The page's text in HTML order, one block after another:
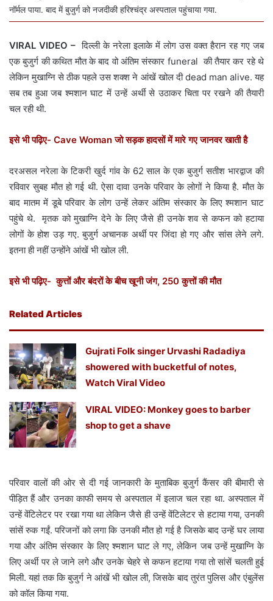
नॉर्मल पाया. बाद में बुजुर्ग को नजदीकी हरिश्चंद्र अस्पताल पहुंचाया गया.
VIRAL VIDEO – दिल्ली के नरेला इलाके में लोग उस वक्त हैरान रह गए जब
एक बुजुर्ग की कथित मौत के बाद वो अंतिम संस्कार funeral की तैयार कर रहे थे
लेकिन मुखाग्नि से ठीक पहले उस शक्श ने आंखें खोल दी dead man alive. यह
सब तब हुआ जब श्मशान घाट में उन्हें अर्थी से उठाकर चिता पर रखने की तैयारी
चल रही थी.
इसे भी पढ़िए- Cave Woman जो सड़क हादसों में मारे गए जानवर खाती है
दरअसल नरेला के टिकरी खुर्द गांव के 62 साल के एक बुजुर्ग सतीश भारद्वाज की
रविवार सुबह मौत हो गई थी. ऐसा दावा उनके परिवार के लोगों ने किया है. मौत के
बाद मातम में डूबे परिवार के लोग उन्हें लेकर अंतिम संस्कार के लिए श्मशान घाट
पहुंचे थे. मृतक को मुखाग्नि देने के लिए जैसे ही उनके शव से कफन को हटाया
लोगों के होश उड़ गए. बुजुर्ग अचानक अर्थी पर जिंदा हो गए और सांस लेने लगे.
इतना ही नहीं उन्होंने आंखें भी खोल ली.
इसे भी पढ़िए- कुत्तों और बंदरों के बीच खूनी जंग, 250 कुत्तों की मौत
Related Articles
Gujrati Folk singer Urvashi Radadiya
showered with bucketful of notes,
Watch Viral Video
VIRAL VIDEO: Monkey goes to barber
shop to get a shave
परिवार वालों की ओर से दी गई जानकारी के मुताबिक बुजुर्ग कैंसर की बीमारी से
पीड़ित हैं और उनका काफी समय से अस्पताल में इलाज चल रहा था. अस्पताल में
उन्हें वेंटिलेटर पर रखा गया था लेकिन जैसे ही उन्हें वेंटिलेटर से हटाया गया, उनकी
सांसें रुक गईं. परिजनों को लगा कि उनकी मौत हो गई है जिसके बाद उन्हें घर लाया
गया और अंतिम संस्कार के लिए श्मशान घाट ले गए, लेकिन जब उन्हें मुखाग्नि के
लिए अर्थी पर ले जाने लगे और उनके चेहरे से कफन हटाया गया तो सांसें चलती हुई
मिली. यहां तक कि बुजुर्ग ने आंखें भी खोल ली, जिसके बाद तुरंत पुलिस और एंबुलेंस
को कॉल किया गया.